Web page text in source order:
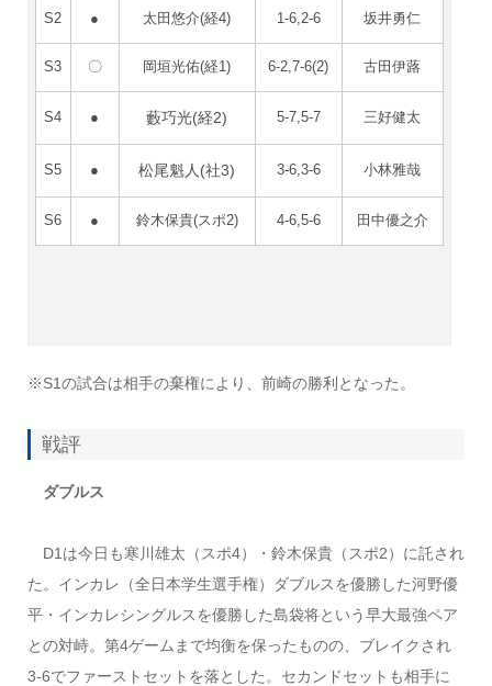
S2 ● 太田悠介(経4) 1-6,2-6 坂井勇仁
S3 〇 岡垣光佑(経1) 6-2,7-6(2) 古田伊蕗
S4 ● 藪巧光(経2) 5-7,5-7 三好健太
S5 ● 松尾魁人(社3) 3-6,3-6 小林雅哉
S6 ● 鈴木保貴(スポ2) 4-6,5-6 田中優之介
※S1の試合は相手の棄権により、前崎の勝利となった。
戦評
ダブルス
D1は今日も寒川雄太（スポ4）・鈴木保貴（スポ2）に託され
た。インカレ（全日本学生選手権）ダブルスを優勝した河野優
平・インカレシングルスを優勝した島袋将という早大最強ペア
との対峙。第4ゲームまで均衡を保ったものの、ブレイクされ
3-6でファーストセットを落とした。セカンドセットも相手に